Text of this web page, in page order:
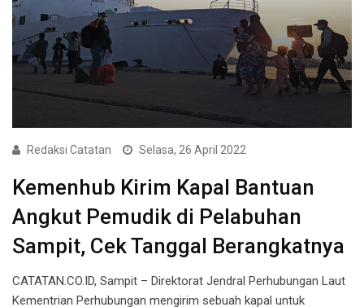
Redaksi Catatan Selasa, 26 April 2022
Kemenhub Kirim Kapal Bantuan
Angkut Pemudik di Pelabuhan
Sampit, Cek Tanggal Berangkatnya
CATATAN.CO.ID, Sampit – Direktorat Jendral Perhubungan Laut
Kementrian Perhubungan mengirim sebuah kapal untuk